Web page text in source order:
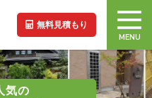
無料見積もり
MENU
気の